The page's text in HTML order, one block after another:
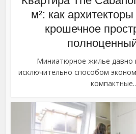
м²: как
крошечное
Миниатюрное жилье давно
исключительно способом